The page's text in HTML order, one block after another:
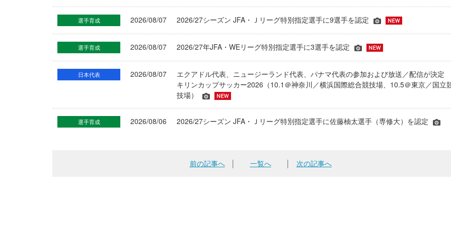
選手育成 2026/08/07 2026/27シーズン JFA・Ｊリーグ特別指定選手に9選手を認定
選手育成 2026/08/07 2026/27年JFA・WEリーグ特別指定選手に3選手を認定
日本代表 2026/08/07
エクアドル代表、ニュージーランド代表、パナマ代表の参加および放送／配信が決定
キリンカップサッカー2026（10.1＠神奈川／横浜国際総合競技場、10.5＠東京／国立
技場）
選手育成 2026/08/06 2026/27シーズン JFA・Ｊリーグ特別指定選手に佐藤柚太選手（専修大）を認定
前の記事へ│ 一覧へ 次の記事へ